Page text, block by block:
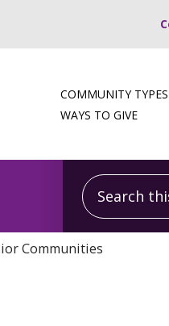
COMMUNITY TYPES
WAYS TO GIVE
Search this
Communities